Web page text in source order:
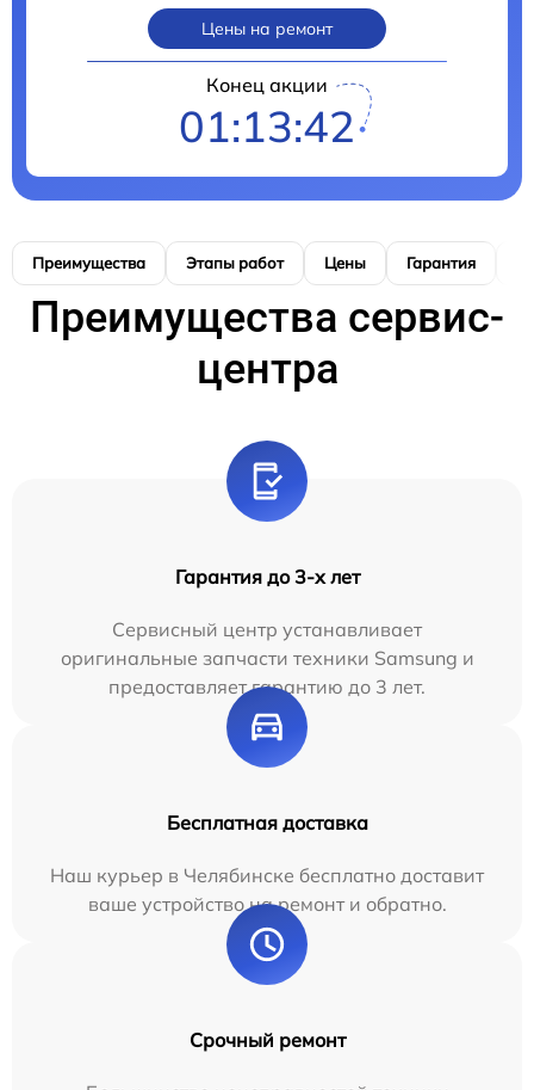
Цены на ремонт
Конец акции
01:13:41
Преимущества Этапы работ Цены Гарантия
Преимущества сервис-
центра
Гарантия до 3-х лет
Сервисный центр устанавливает
оригинальные запчасти техники Samsung и
предоставляет гарантию до 3 лет.
Бесплатная доставка
Наш курьер в Челябинске бесплатно доставит
ваше устройство на ремонт и обратно.
Срочный ремонт